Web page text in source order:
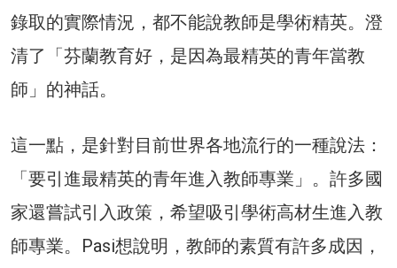
錄取的實際情況，都不能說教師是學術精英。澄
清了「芬蘭教育好，是因為最精英的青年當教
師」的神話。
這一點，是針對目前世界各地流行的一種說法：
「要引進最精英的青年進入教師專業」。許多國
家還嘗試引入政策，希望吸引學術高材生進入教
師專業。Pasi想說明，教師的素質有許多成因，